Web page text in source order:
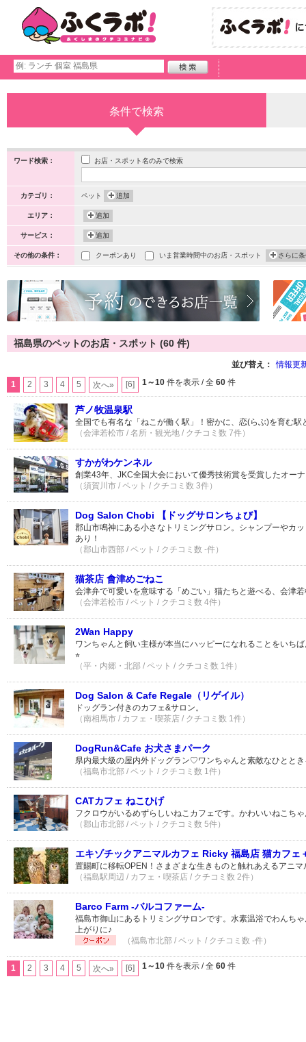
条件で検索
ワード検索： お店・スポット名のみで検索
カテゴリ： ペット 追加
エリア： 追加
サービス： 追加
その他の条件： クーポンあり いま営業時間中のお店・スポット さらに
福島県のペットのお店・スポット (60 件)
並び替え： 情報更
1 2 3 4 5 次へ» [6] 1～10 件を表示 / 全 60 件
芦ノ牧温泉駅
全国でも有名な「ねこが働く駅」！密かに、恋(らぶ)を育む駅
（会津若松市 / 名所・観光地 / クチコミ数 7件）
すかがわケンネル
創業43年、JKC全国大会において優秀技術賞を受賞したオー
（須賀川市 / ペット / クチコミ数 3件）
Dog Salon Chobi 【ドッグサロンちょび】
郡山市鳴神にある小さなトリミングサロン。シャンプーやカ
あり！
（郡山市西部 / ペット / クチコミ数 -件）
猫茶店 會津めごねこ
会津弁で可愛いを意味する「めごい」猫たちと遊べる、会津
（会津若松市 / ペット / クチコミ数 4件）
2Wan Happy
ワンちゃんと飼い主様が本当にハッピーになれることをいち
⭐︎
（平・内郷・北部 / ペット / クチコミ数 1件）
Dog Salon & Cafe Regale（リゲイル）
ドッグラン付きのカフェ&サロン。
（南相馬市 / カフェ・喫茶店 / クチコミ数 1件）
DogRun&Cafe お犬さまパーク
県内最大級の屋内外ドッグラン♡ワンちゃんと素敵なひとと
（福島市北部 / ペット / クチコミ数 1件）
CATカフェ ねこひげ
フクロウがいるめずらしいねこカフェです。かわいいねこち
（郡山市北部 / ペット / クチコミ数 5件）
エキゾチックアニマルカフェ Ricky 福島店 猫カフェ
置賜町に移転OPEN！さまざまな生きものと触れあえるアニマ
（福島駅周辺 / カフェ・喫茶店 / クチコミ数 2件）
Barco Farm -バルコファーム-
福島市御山にあるトリミングサロンです。水素温浴でわんち
上がりに♪
（福島市北部 / ペット / クチコミ数 -件）
1 2 3 4 5 次へ» [6] 1～10 件を表示 / 全 60 件